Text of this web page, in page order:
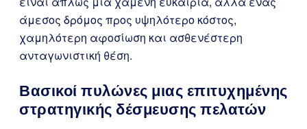
άμεσος δρόμος προς υψηλότερο κόστος,
χαμηλότερη αφοσίωση και ασθενέστερη
ανταγωνιστική θέση.
Βασικοί πυλώνες μιας επιτυχημένης
στρατηγικής δέσμευσης πελατών